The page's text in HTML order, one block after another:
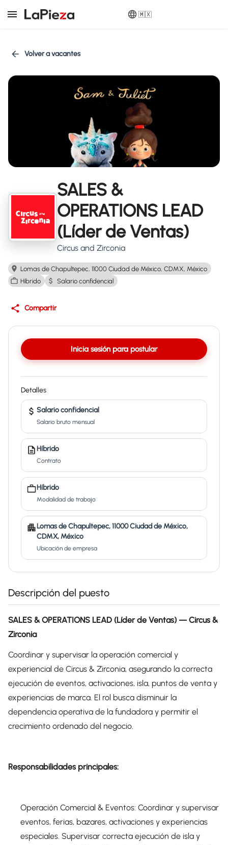
🇲🇽
Volver a vacantes
SALES &
OPERATIONS LEAD
(Líder de Ventas)
Circus and Zirconia
Lomas de Chapultepec, 11000 Ciudad de México, CDMX, México
Híbrido
Salario confidencial
Compartir
Inicia sesión para postular
Detalles
Salario confidencial
Salario bruto mensual
Híbrido
Contrato
Híbrido
Modalidad de trabajo
Lomas de Chapultepec, 11000 Ciudad de México,
CDMX, México
Ubicación de empresa
Descripción del puesto
SALES & OPERATIONS LEAD (Líder de Ventas) — Circus &
Zirconia
Coordinar y supervisar la operación comercial y
experiencial de Circus & Zirconia, asegurando la correcta
ejecución de eventos, activaciones, isla, puntos de venta y
experiencias de marca. El rol busca disminuir la
dependencia operativa de la fundadora y permitir el
crecimiento ordenado del negocio.
Responsabilidades principales:
Operación Comercial & Eventos: Coordinar y supervisar
eventos, ferias, bazares, activaciones y experiencias
especiales. Supervisar correcta ejecución de isla y